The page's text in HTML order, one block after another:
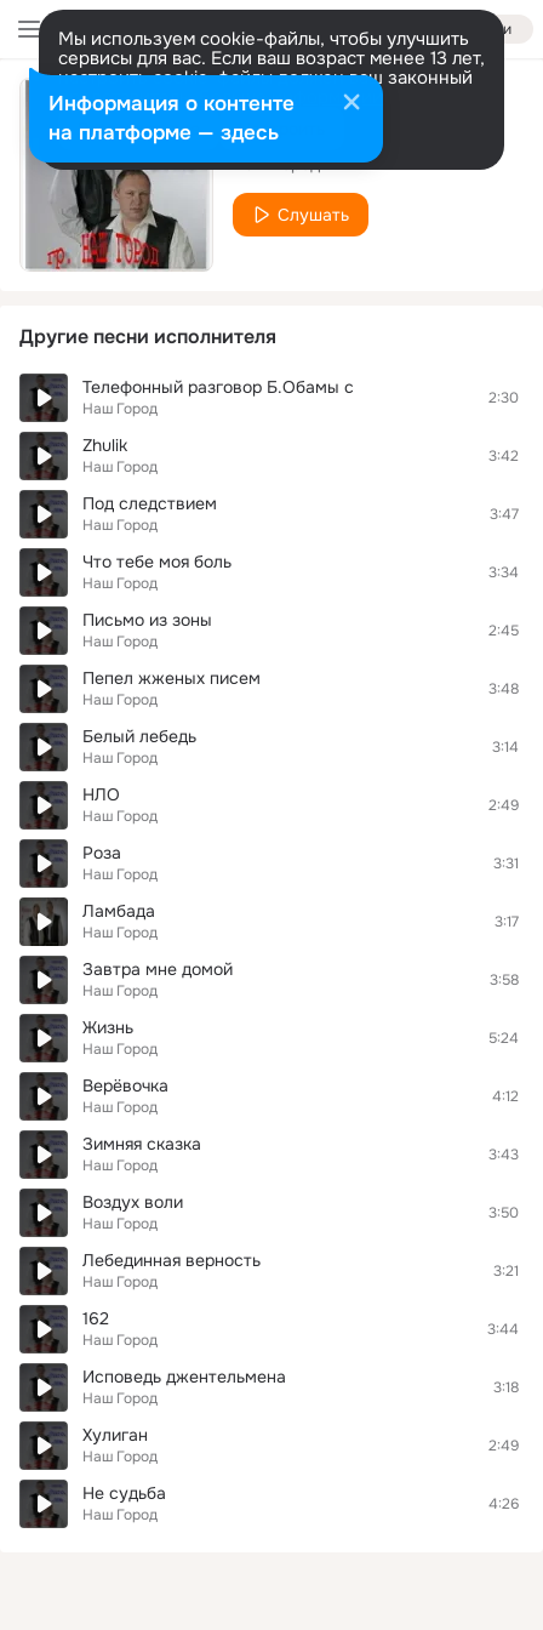
Войти
Мы используем cookie-файлы, чтобы улучшить
сервисы для вас. Если ваш возраст менее 13 лет,
настроить cookie-файлы должен ваш законный
представитель. Больше информации
Разрешить все Настроить
Заморозила зима
Наш Город
Слушать
Другие песни исполнителя
Телефонный разговор Б.Обамы с
Наш Город
2:30
Zhulik
Наш Город
3:42
Под следствием
Наш Город
3:47
Что тебе моя боль
Наш Город
3:34
Письмо из зоны
Наш Город
2:45
Пепел жженых писем
Наш Город
3:48
Белый лебедь
Наш Город
3:14
НЛО
Наш Город
2:49
Роза
Наш Город
3:31
Ламбада
Наш Город
3:17
Завтра мне домой
Наш Город
3:58
Жизнь
Наш Город
5:24
Верёвочка
Наш Город
4:12
Зимняя сказка
Наш Город
3:43
Воздух воли
Наш Город
3:50
Лебединная верность
Наш Город
3:21
162
Наш Город
3:44
Исповедь джентельмена
Наш Город
3:18
Хулиган
Наш Город
2:49
Не судьба
Наш Город
4:26
Информация о контенте
на платформе — здесь